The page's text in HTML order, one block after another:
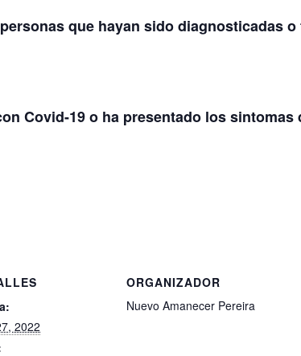
que hayan sido diagnosticadas
Covid-19 o ha presentado los
2022
ORGANIZADOR
Nuevo Amanecer Pereira